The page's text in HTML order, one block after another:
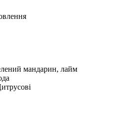
мандарин, лайм